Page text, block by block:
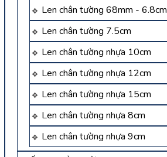
Len chân tường 68mm - 6.8cm
Len chân tường 7.5cm
Len chân tường nhựa 10cm
Len chân tường nhựa 12cm
Len chân tường nhựa 15cm
Len chân tường nhựa 8cm
Len chân tường nhựa 9cm